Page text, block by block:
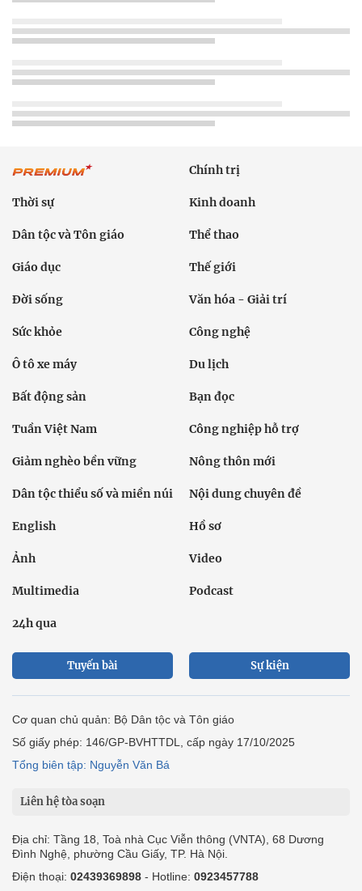
Chính trị
Thời sự Kinh doanh
Dân tộc và Tôn giáo Thể thao
Giáo dục Thế giới
Đời sống Văn hóa - Giải trí
Sức khỏe Công nghệ
Ô tô xe máy Du lịch
Bất động sản Bạn đọc
Tuần Việt Nam Công nghiệp hỗ trợ
Giảm nghèo bền vững Nông thôn mới
Dân tộc thiểu số và miền núi Nội dung chuyên đề
English Hồ sơ
Ảnh Video
Multimedia Podcast
24h qua
Tuyến bài Sự kiện
Cơ quan chủ quản: Bộ Dân tộc và Tôn giáo
Số giấy phép: 146/GP-BVHTTDL, cấp ngày 17/10/2025
Tổng biên tập: Nguyễn Văn Bá
Liên hệ tòa soạn
Địa chỉ: Tầng 18, Toà nhà Cục Viễn thông (VNTA), 68 Dương
Đình Nghệ, phường Cầu Giấy, TP. Hà Nội.
Điện thoại: 02439369898 - Hotline: 0923457788